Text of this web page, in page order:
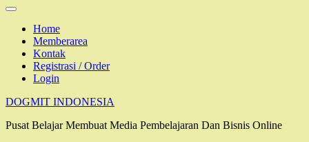
Home
Memberarea
Kontak
Registrasi / Order
Login
DOGMIT INDONESIA
Pusat Belajar Membuat Media Pembelajaran Dan Bisnis Online